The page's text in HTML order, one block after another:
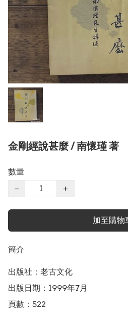
金剛經說甚麼 / 南懷瑾 著
數量
−
+
加至購物
簡介
出版社：老古文化
出版日期：1999年7月
頁數：522